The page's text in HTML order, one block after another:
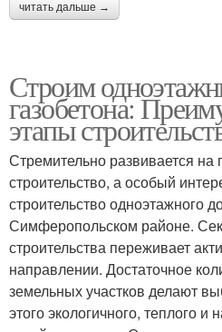
читать дальше →
Строим
газобетона:
этапы
Стремительно развивается на
строительство, а особый
строительство одноэтажного
Симферопольском районе.
строительства переживает
направлении. Достаточное
земельных участков делают
этого экологичного, теплого и